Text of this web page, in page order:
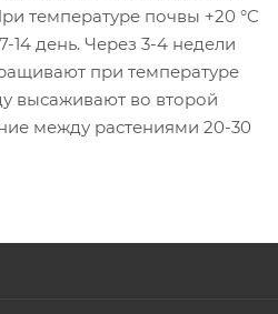
температуре почвы +20 °C
14 день. Через 3-4 недели
при температуре
высаживают во второй
между растениями 20-30